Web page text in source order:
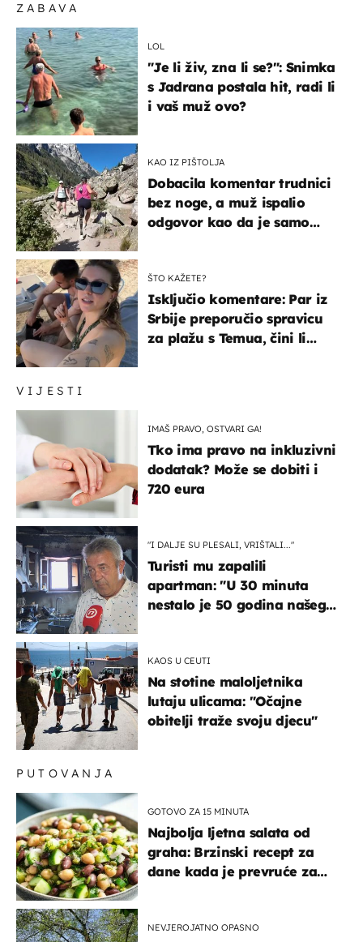
VIJESTI
IMAŠ PRAVO, OSTVARI GA!
Tko ima pravo na inkluzivni
dodatak? Može se dobiti i
720 eura
"I DALJE SU PLESALI, VRIŠTALI..."
Turisti mu zapalili
apartman: "U 30 minuta
nestalo je 50 godina našeg
KAOS U CEUTI
Na stotine maloljetnika
lutaju ulicama: "Očajne
obitelji traže svoju djecu"
ZABAVA
LOL
"Je li živ, zna li se?": Snimka
s Jadrana postala hit, radi li
i vaš muž ovo?
KAO IZ PIŠTOLJA
Dobacila komentar trudnici
bez noge, a muž ispalio
odgovor kao da je samo
ŠTO KAŽETE?
Isključio komentare: Par iz
Srbije preporučio spravicu
za plažu s Temua, čini li
PUTOVANJA
GOTOVO ZA 15 MINUTA
Najbolja ljetna salata od
graha: Brzinski recept za
dane kada je prevruće za
NEVJEROJATNO OPASNO